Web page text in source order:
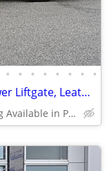
• • • • • • • •
2020 Ford Edge SEL - Navigation, Power Liftgate, Leather
(In-House Financing Available in Port Coquitlam)